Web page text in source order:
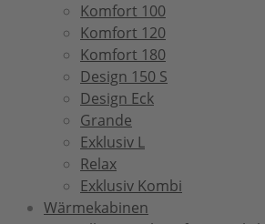
Komfort 100
Komfort 120
Komfort 180
Design 150 S
Design Eck
Grande
Exklusiv L
Relax
Exklusiv Kombi
Wärmekabinen